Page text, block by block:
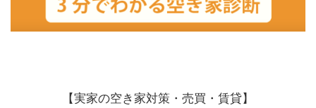
【実家の空き家対策・売買・賃貸】